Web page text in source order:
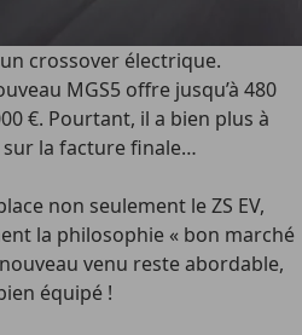
crossover électrique.
MGS5 offre jusqu’à 480
€. Pourtant, il a bien plus à
la facture finale…
non seulement le ZS EV,
la philosophie « bon marché
venu reste abordable,
équipé !